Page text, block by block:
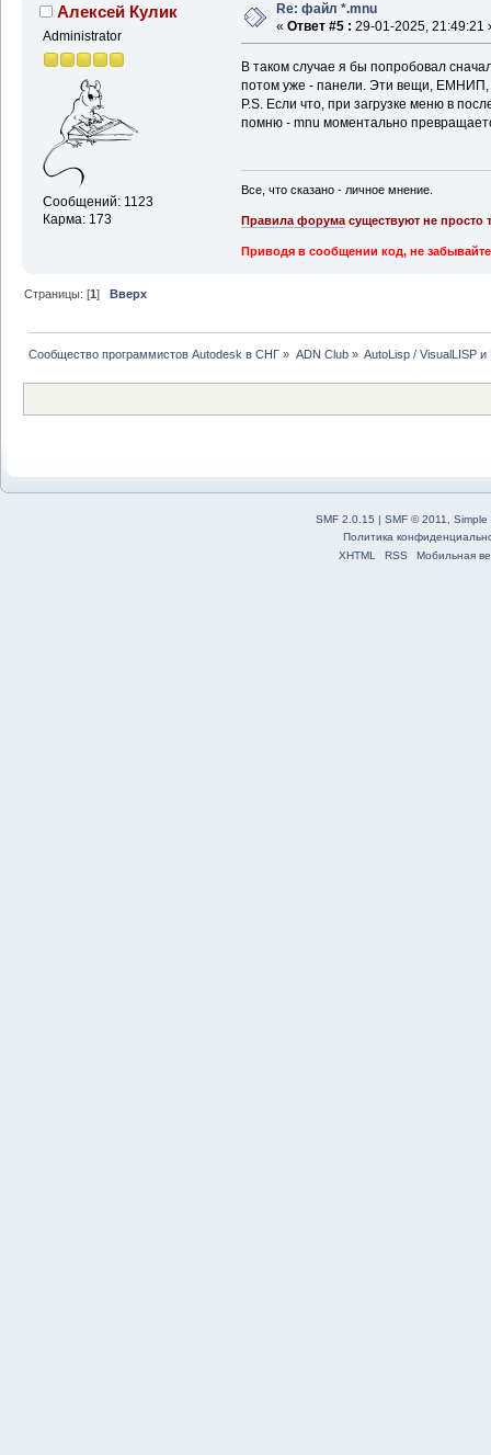
Алексей Кулик
Administrator
Сообщений: 1123
Карма: 173
Re: файл *.mnu
« Ответ #5 : 29-01-2025, 21:49:21
В таком случае я бы попробовал
потом уже - панели. Эти вещи, ЕМНИП,
P.S. Если что, при загрузке меню в
помню - mnu моментально
Все, что сказано - личное мнение.
Правила форумасуществуют не просто
Приводя в сообщении код, не
Страницы: [1] Вверх
Сообщество программистов Autodesk в СНГ » ADN Club» AutoLisp / VisualLISP и
SMF 2.0.15 | SMF © 2011, Simple
Политика
XHTML
RSS Мобильная